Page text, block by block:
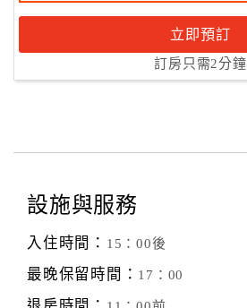
立即預訂
訂房只需2分鐘
設施與服務
入住時間： 15：00後
最晚保留時間： 17：00